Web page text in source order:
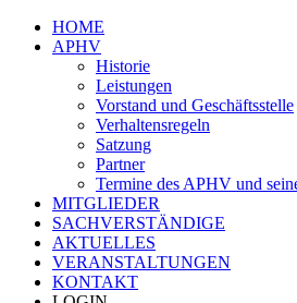
HOME
APHV
Historie
Leistungen
Vorstand und Geschäftsstelle
Verhaltensregeln
Satzung
Partner
Termine des APHV und
MITGLIEDER
SACHVERSTÄNDIGE
AKTUELLES
VERANSTALTUNGEN
KONTAKT